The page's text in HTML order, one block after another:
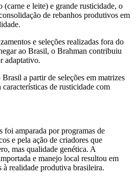
(carne e leite) e grande rusticidade, o
de rebanhos produtivos em
e seleções realizadas fora do
ao Brasil, o Brahman contribuiu
adaptativo.
a partir de seleções em matrizes
de rusticidade com
foi amparada por programas de
e pela ação de criadores que
mas qualidade genética. A
e manejo local resultou em
à realidade produtiva brasileira.